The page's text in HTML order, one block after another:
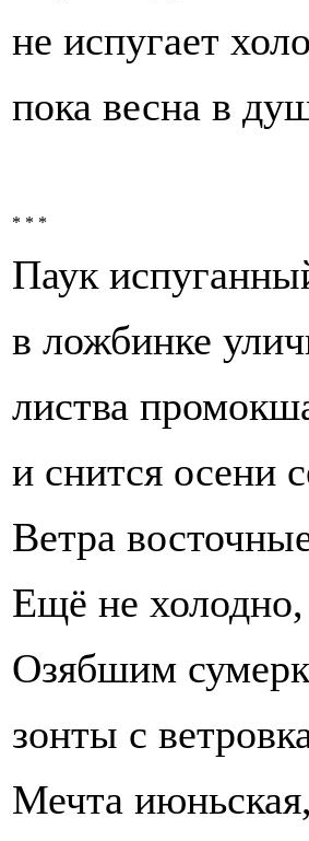
не испугает
пока весна в
* * *
Паук
в ложбинке
листва
и снится осени
Ветра
Ещё не холодно,
Озябшим
зонты с
Мечта